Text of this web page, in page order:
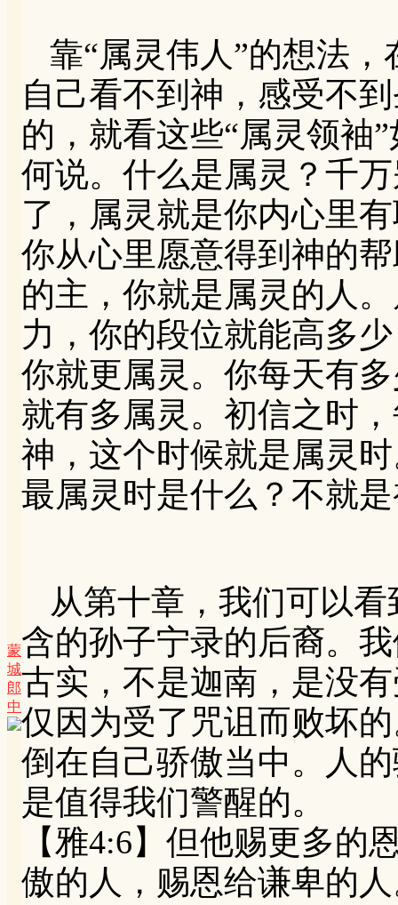
蒙
城
郎
中
靠“属灵伟人”的想法
自己看不到神，感受不
的，就看这些“属灵领袖
何说。什么是属灵？千
了，属灵就是你内心里
你从心里愿意得到神的
的主，你就是属灵的人
力，你的段位就能高多
你就更属灵。你每天有
就有多属灵。初信之时
神，这个时候就是属灵
最属灵时是什么？不就
从第十章，我们可以
含的孙子宁录的后裔。
古实，不是迦南，是没
仅因为受了咒诅而败坏
倒在自己骄傲当中。人
是值得我们警醒的。
【雅4:6】但他赐更多
傲的人，赐恩给谦卑的人